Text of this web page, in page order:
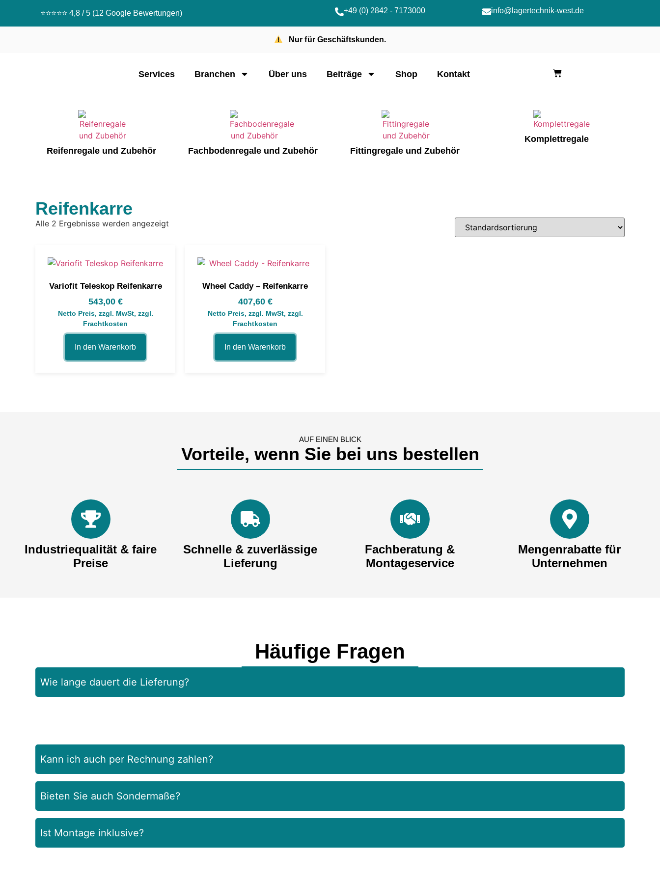
⭐️⭐️⭐️⭐️⭐️ 4,8 / 5 (12 Google Bewertungen) +49 (0) 2842 - 7173000 info@lagertechnik-west.de
Nur für Geschäftskunden.
Services Branchen Über uns Beiträge Shop Kontakt
Reifenregale und Zubehör Fachbodenregale und Zubehör Fittingregale und Zubehör
Komplettregale
Reifenkarre
Alle 2 Ergebnisse werden angezeigt
Variofit Teleskop Reifenkarre
543,00 €
Netto Preis, zzgl. MwSt, zzgl.
Frachtkosten
In den Warenkorb
Wheel Caddy – Reifenkarre
407,60 €
Netto Preis, zzgl. MwSt, zzgl.
Frachtkosten
In den Warenkorb
AUF EINEN BLICK
Vorteile, wenn Sie bei uns bestellen
Industriequalität & faire
Preise
Schnelle & zuverlässige
Lieferung
Fachberatung &
Montageservice
Mengenrabatte für
Unternehmen
Häufige Fragen
Wie lange dauert die Lieferung?
Kann ich auch per Rechnung zahlen?
Bieten Sie auch Sondermaße?
Ist Montage inklusive?